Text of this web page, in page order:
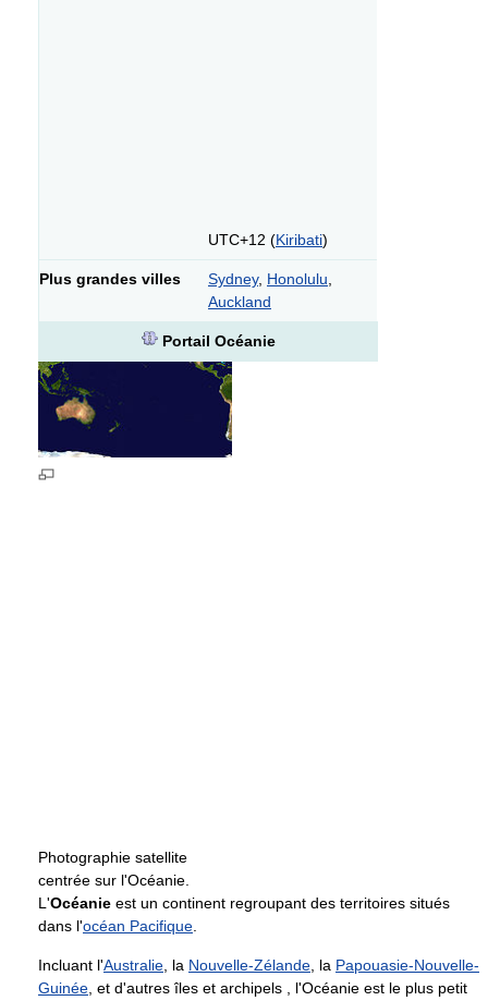
UTC+12 (Kiribati)
Plus grandes villes Sydney, Honolulu
Auckland
Portail Océanie
Photographie satellite
centrée sur l'Océanie.
L'Océanie est un continent regroupant des territoires situés
dans l'océan Pacifique
Incluant l'Australie , la Nouvelle-Zélande , la Papouasie-Nouvelle-
Guinée , et d'autres îles et archipels , l'Océanie est le plus petit